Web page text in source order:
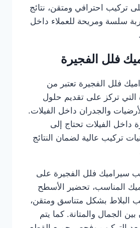
احترافي ومتقن، نتائج
سلسة ومريحة للعملاء داخل
فلل الفجيرة
فلل الفجيرة تعتبر من
التي تركز على تقديم حلول
والجدران داخل الفيلات.
داخل الفيلات تحتاج إلى
تركيب عالية لضمان النتائج
سيراميك فلل الفجيرة على
المناسب، تحضير الأسطح
البلاط بشكل متناسق ومتقن،
الجمال والمتانة. كما يتم